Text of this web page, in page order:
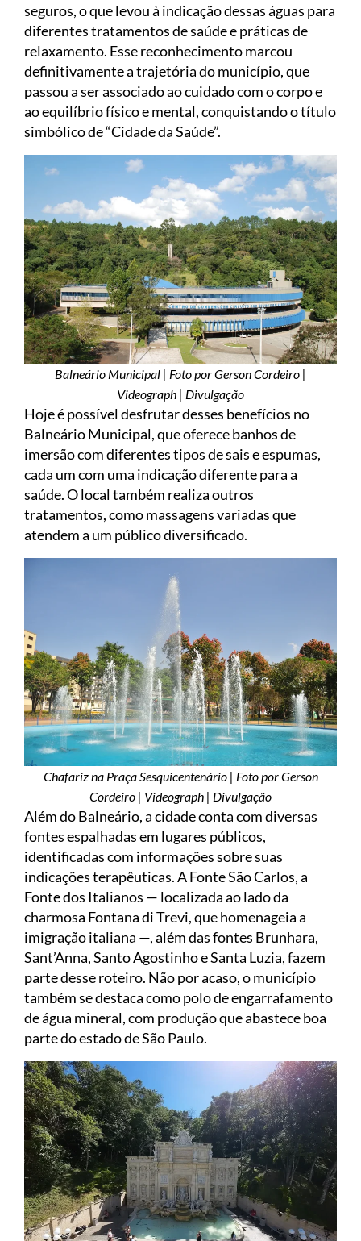
seguros, o que levou à indicação dessas águas para
diferentes tratamentos de saúde e práticas de
relaxamento. Esse reconhecimento marcou
definitivamente a trajetória do município, que
passou a ser associado ao cuidado com o corpo e
ao equilíbrio físico e mental, conquistando o título
simbólico de “Cidade da Saúde”.
Balneário Municipal | Foto por Gerson Cordeiro |
Videograph | Divulgação
Hoje é possível desfrutar desses benefícios no
Balneário Municipal, que oferece banhos de
imersão com diferentes tipos de sais e espumas,
cada um com uma indicação diferente para a
saúde. O local também realiza outros
tratamentos, como massagens variadas que
atendem a um público diversificado.
Chafariz na Praça Sesquicentenário | Foto por Gerson
Cordeiro | Videograph | Divulgação
Além do Balneário, a cidade conta com diversas
fontes espalhadas em lugares públicos,
identificadas com informações sobre suas
indicações terapêuticas. A Fonte São Carlos, a
Fonte dos Italianos — localizada ao lado da
charmosa Fontana di Trevi, que homenageia a
imigração italiana —, além das fontes Brunhara,
Sant’Anna, Santo Agostinho e Santa Luzia, fazem
parte desse roteiro. Não por acaso, o município
também se destaca como polo de engarrafamento
de água mineral, com produção que abastece boa
parte do estado de São Paulo.